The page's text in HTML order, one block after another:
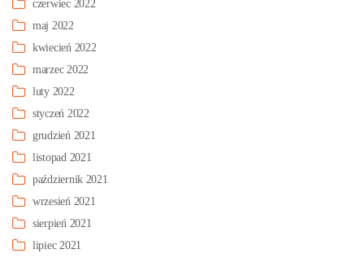
czerwiec 2022
maj 2022
kwiecień 2022
marzec 2022
luty 2022
styczeń 2022
grudzień 2021
listopad 2021
październik 2021
wrzesień 2021
sierpień 2021
lipiec 2021